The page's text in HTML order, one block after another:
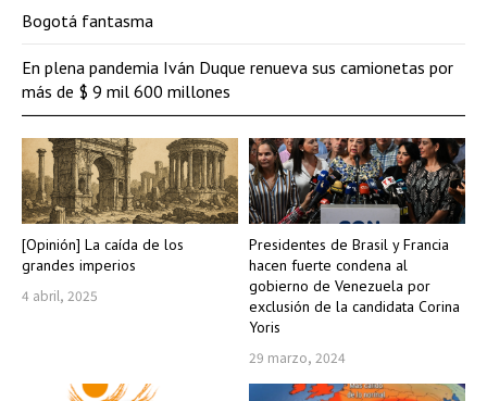
[Opinión] La caída de los
grandes imperios
4 abril, 2025
Presidentes de Brasil y Francia
hacen fuerte condena al
gobierno de Venezuela por
exclusión de la candidata Corina
Yoris
29 marzo, 2024
Bogotá fantasma
En plena pandemia Iván Duque renueva sus camionetas por
más de $ 9 mil 600 millones